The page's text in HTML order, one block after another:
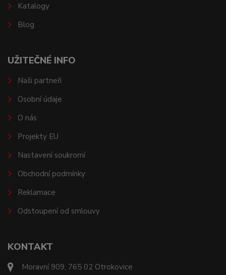
KONTAKT
Moravní 909, 765 02 Otrokovice
Katalogy
Blog
UŽITEČNÉ INFO
Naši partneři
Osobní údaje
O nás
Projekty EU
Nastavení soukromí
Obchodní podmínky
Reklamace
Odstoupení od smlouvy